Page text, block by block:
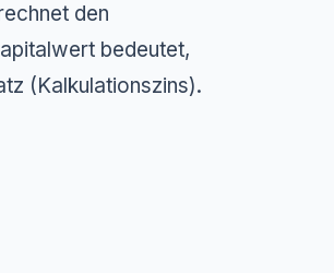
den
bedeutet,
(Kalkulationszins).
+